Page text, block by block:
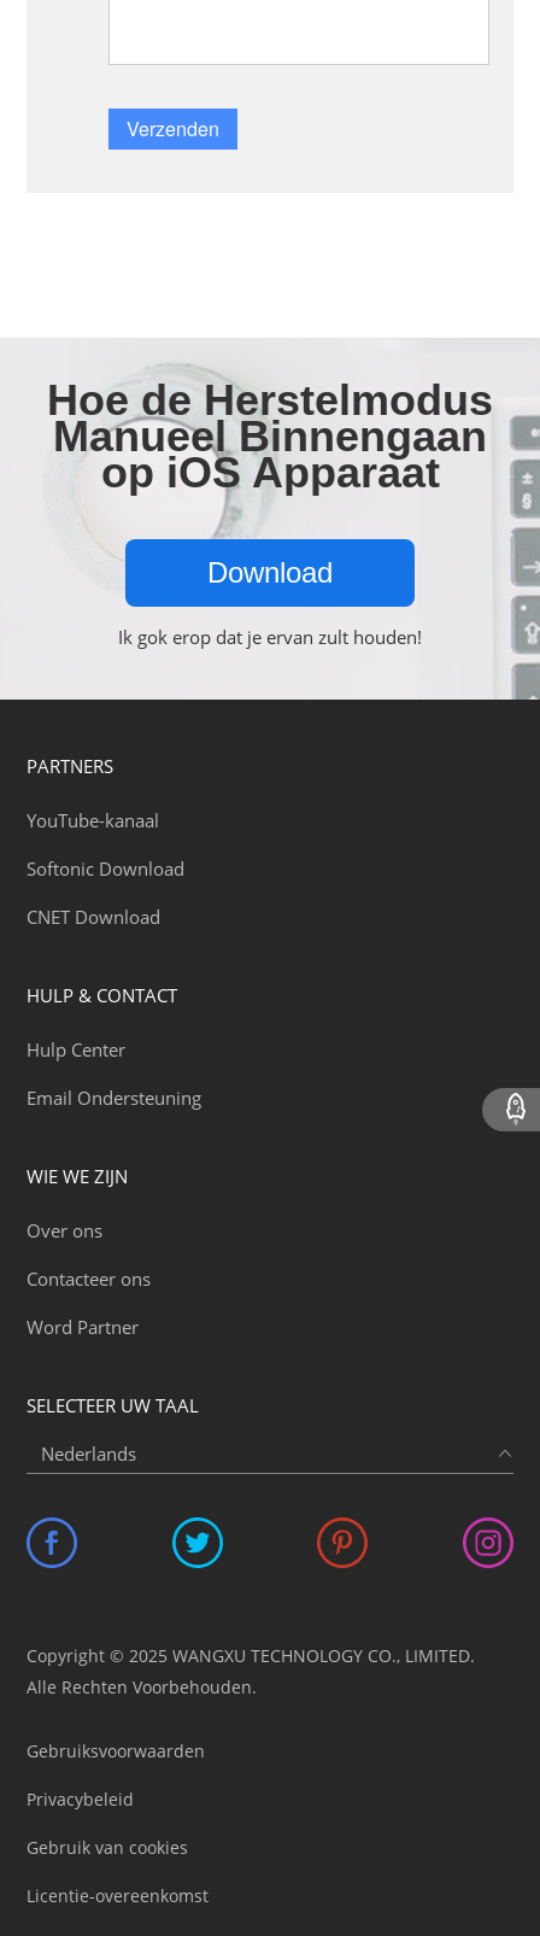
Verzenden
Hoe de Herstelmodus
Manueel Binnengaan
op iOS Apparaat
Download
Ik gok erop dat je ervan zult houden!
PARTNERS
YouTube-kanaal
Softonic Download
CNET Download
HULP & CONTACT
Hulp Center
Email Ondersteuning
WIE WE ZIJN
Over ons
Contacteer ons
Word Partner
SELECTEER UW TAAL
Copyright © 2025 WANGXU TECHNOLOGY CO., LIMITED.
Alle Rechten Voorbehouden.
Gebruiksvoorwaarden
Privacybeleid
Gebruik van cookies
Licentie-overeenkomst